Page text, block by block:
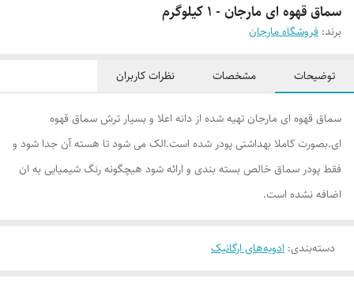
سماق قهوه ای مارجان - 1 کیلوگرم
برند: فروشگاه مارجان
توضیحات مشخصات نظرات کاربران
سماق قهوه ای مارجان تهیه شده از دانه اعلا و بسیار ترش سماق قهوه
ای.بصورت کاملا بهداشتی پودر شده است.الک می شود تا هسته آن جدا شود و
فقط پودر سماق خالص بسته بندی و ارائه شود هیچگونه رنگ شیمیایی به ان
اضافه نشده است.
دسته‌بندی: ادویه‌های ارگانیک